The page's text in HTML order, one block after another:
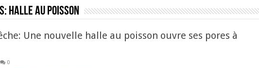
Halle au poisson
Une nouvelle halle au poisson ouvre ses pores à
0